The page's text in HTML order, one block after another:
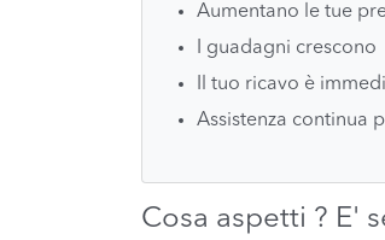
Aumentano le tue
I guadagni crescono
Il tuo ricavo è
Assistenza continua
Cosa aspetti ? E'